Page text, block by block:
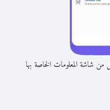
شاشة المعلومات الخاصة بها